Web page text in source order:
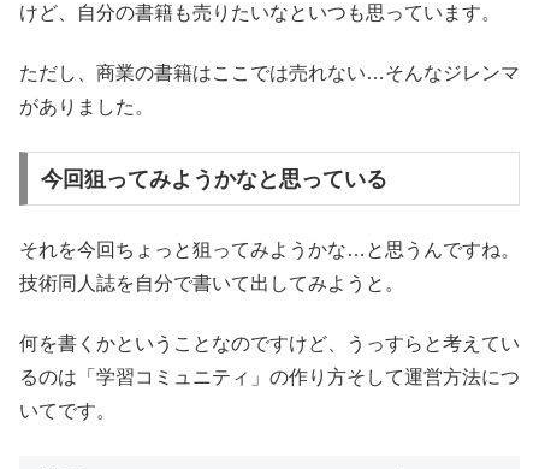
けど、自分の書籍も売りたいなといつも思っています。
ただし、商業の書籍はここでは売れない…そんなジレンマ
がありました。
今回狙ってみようかなと思っている
それを今回ちょっと狙ってみようかな…と思うんですね。
技術同人誌を自分で書いて出してみようと。
何を書くかということなのですけど、うっすらと考えてい
るのは「学習コミュニティ」の作り方そして運営方法につ
いてです。